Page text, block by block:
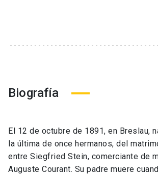
Biografía
El 12 de octubre de 1891, en Breslau,
la última de once hermanos, del
entre Siegfried Stein, comerciante de
Auguste Courant. Su padre muere